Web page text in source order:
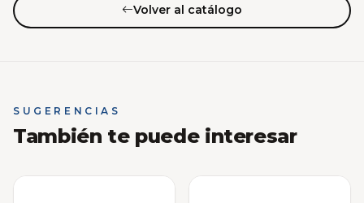
Volver al catálogo
SUGERENCIAS
También te puede interesar